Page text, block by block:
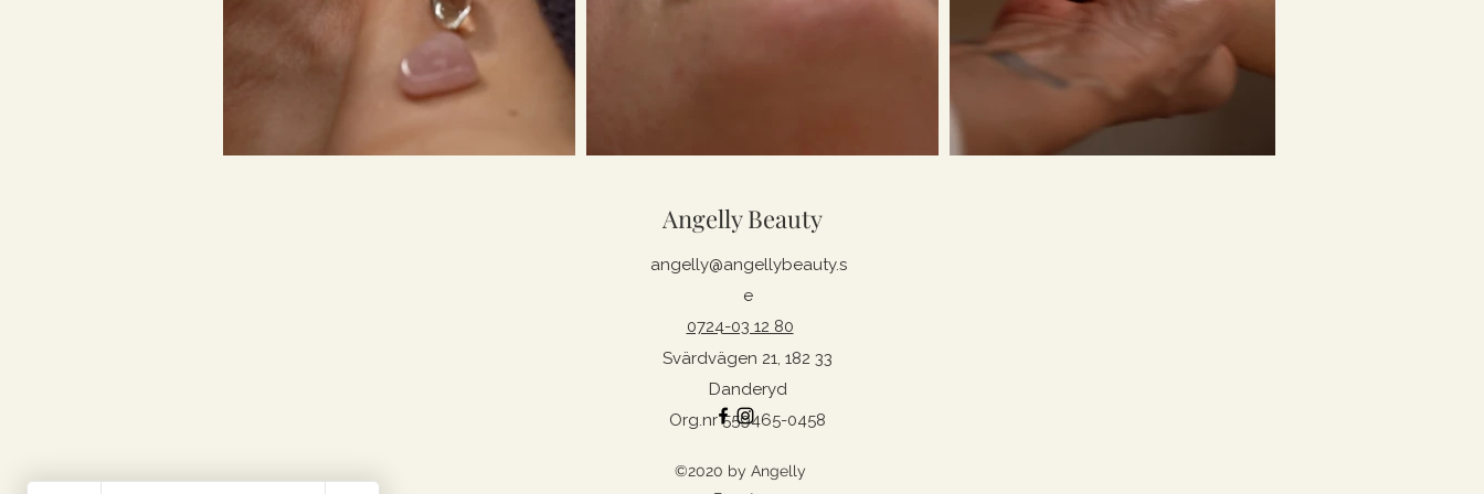
Angelly Beauty
angelly@angellybeauty.s
e
0724-03 12 80
Svärdvägen 21, 182 33
Danderyd
Org.nr 559465-0458
©2020 by Angelly